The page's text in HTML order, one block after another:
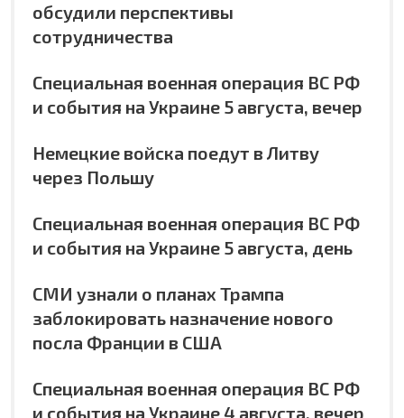
обсудили перспективы
сотрудничества
Специальная военная операция ВС РФ
и события на Украине 5 августа, вечер
Немецкие войска поедут в Литву
через Польшу
Специальная военная операция ВС РФ
и события на Украине 5 августа, день
СМИ узнали о планах Трампа
заблокировать назначение нового
посла Франции в США
Специальная военная операция ВС РФ
и события на Украине 4 августа, вечер